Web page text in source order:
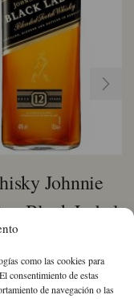
como las cookies para
consentimiento de estas
de navegación o las
Johnnie
Black Label
Whisky